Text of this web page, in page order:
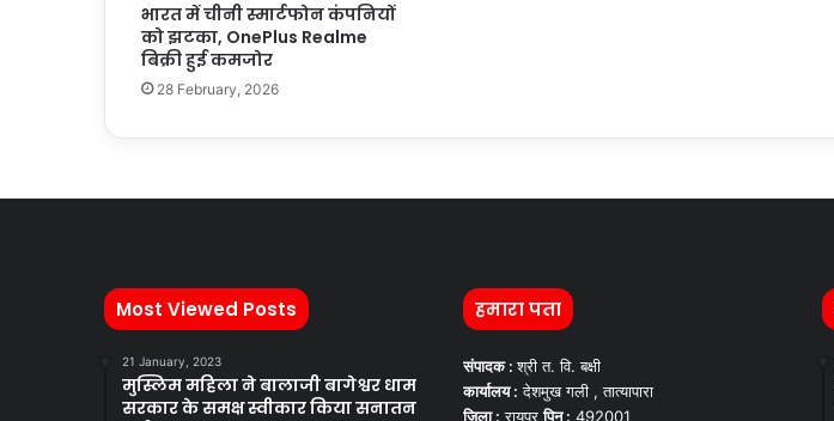
भारत में चीनी स्मार्टफोन कंपनियों
को झटका, OnePlus Realme
बिक्री हुई कमजोर
28 February, 2026
Most Viewed Posts
21 January, 2023
मुस्लिम महिला ने बालाजी बागेश्वर धाम
सरकार के समक्ष स्वीकार किया सनातन
हमारा पता
संपादक :श्री त. वि. बक्षी
कार्यालय : देशमुख गली , तात्यापारा
जिला : रायपुरपिन : 492001